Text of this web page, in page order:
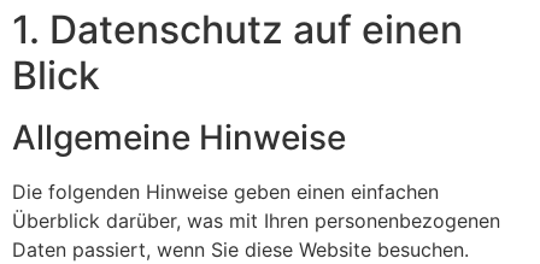
1. Datenschutz auf einen
Blick
Allgemeine Hinweise
Die folgenden Hinweise geben einen einfachen
Überblick darüber, was mit Ihren personenbezogenen
Daten passiert, wenn Sie diese Website besuchen.